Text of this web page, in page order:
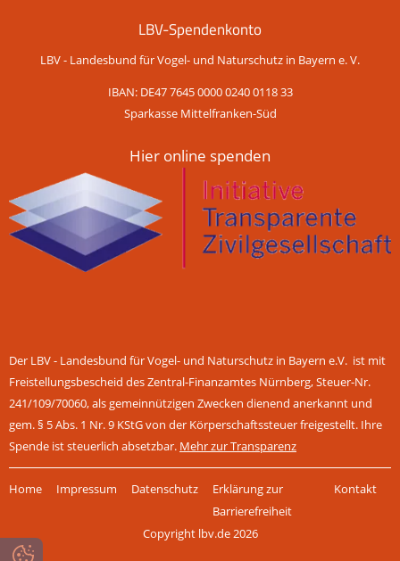
LBV-Spendenkonto
LBV - Landesbund für Vogel- und Naturschutz in Bayern e. V.
IBAN: DE47 7645 0000 0240 0118 33
Sparkasse Mittelfranken-Süd
Hier online spenden
Der LBV - Landesbund für Vogel- und Naturschutz in Bayern e.V. ist mit
Freistellungsbescheid des Zentral-Finanzamtes Nürnberg, Steuer-Nr.
241/109/70060, als gemeinnützigen Zwecken dienend anerkannt und
gem. § 5 Abs. 1 Nr. 9 KStG von der Körperschaftssteuer freigestellt. Ihre
Spende ist steuerlich absetzbar. Mehr zur Transparenz
überspringen
Home Impressum Datenschutz
Erklärung zur
Barrierefreiheit
Kontakt
Copyright lbv.de 2026